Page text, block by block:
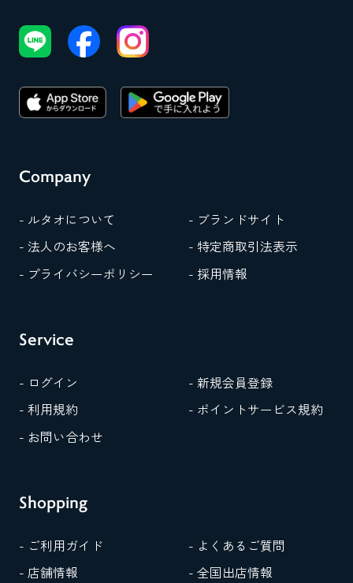
Company
- ルタオについて
- ブランドサイト
- 法人のお客様へ
- 特定商取引法表示
- プライバシーポリシー
- 採用情報
Service
- ログイン
- 新規会員登録
- 利用規約
- ポイントサービス規約
- お問い合わせ
Shopping
- ご利用ガイド
- よくあるご質問
- 店舗情報
- 全国出店情報